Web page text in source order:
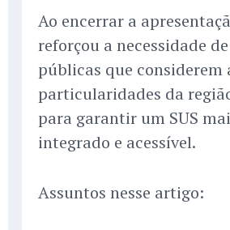
Ao encerrar a
reforçou a necessidade
públicas que considerem
particularidades da
para garantir um SUS
integrado e acessível.
Assuntos nesse artigo: